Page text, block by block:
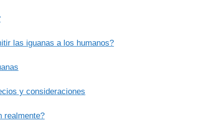
las iguanas a los humanos?
y consideraciones
realmente?